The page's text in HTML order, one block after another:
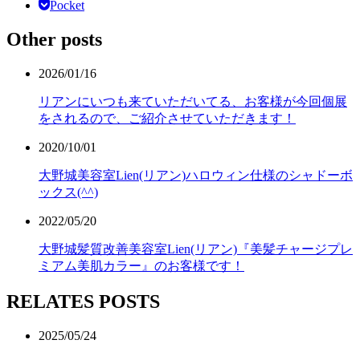
Pocket
Other posts
2026/01/16
リアンにいつも来ていただいてる、お客様が今回個展
をされるので、ご紹介させていただきます！
2020/10/01
大野城美容室Lien(リアン)ハロウィン仕様のシャドーボ
ックス(^^)
2022/05/20
大野城髪質改善美容室Lien(リアン)『美髪チャージプレ
ミアム美肌カラー』のお客様です！
RELATES POSTS
2025/05/24